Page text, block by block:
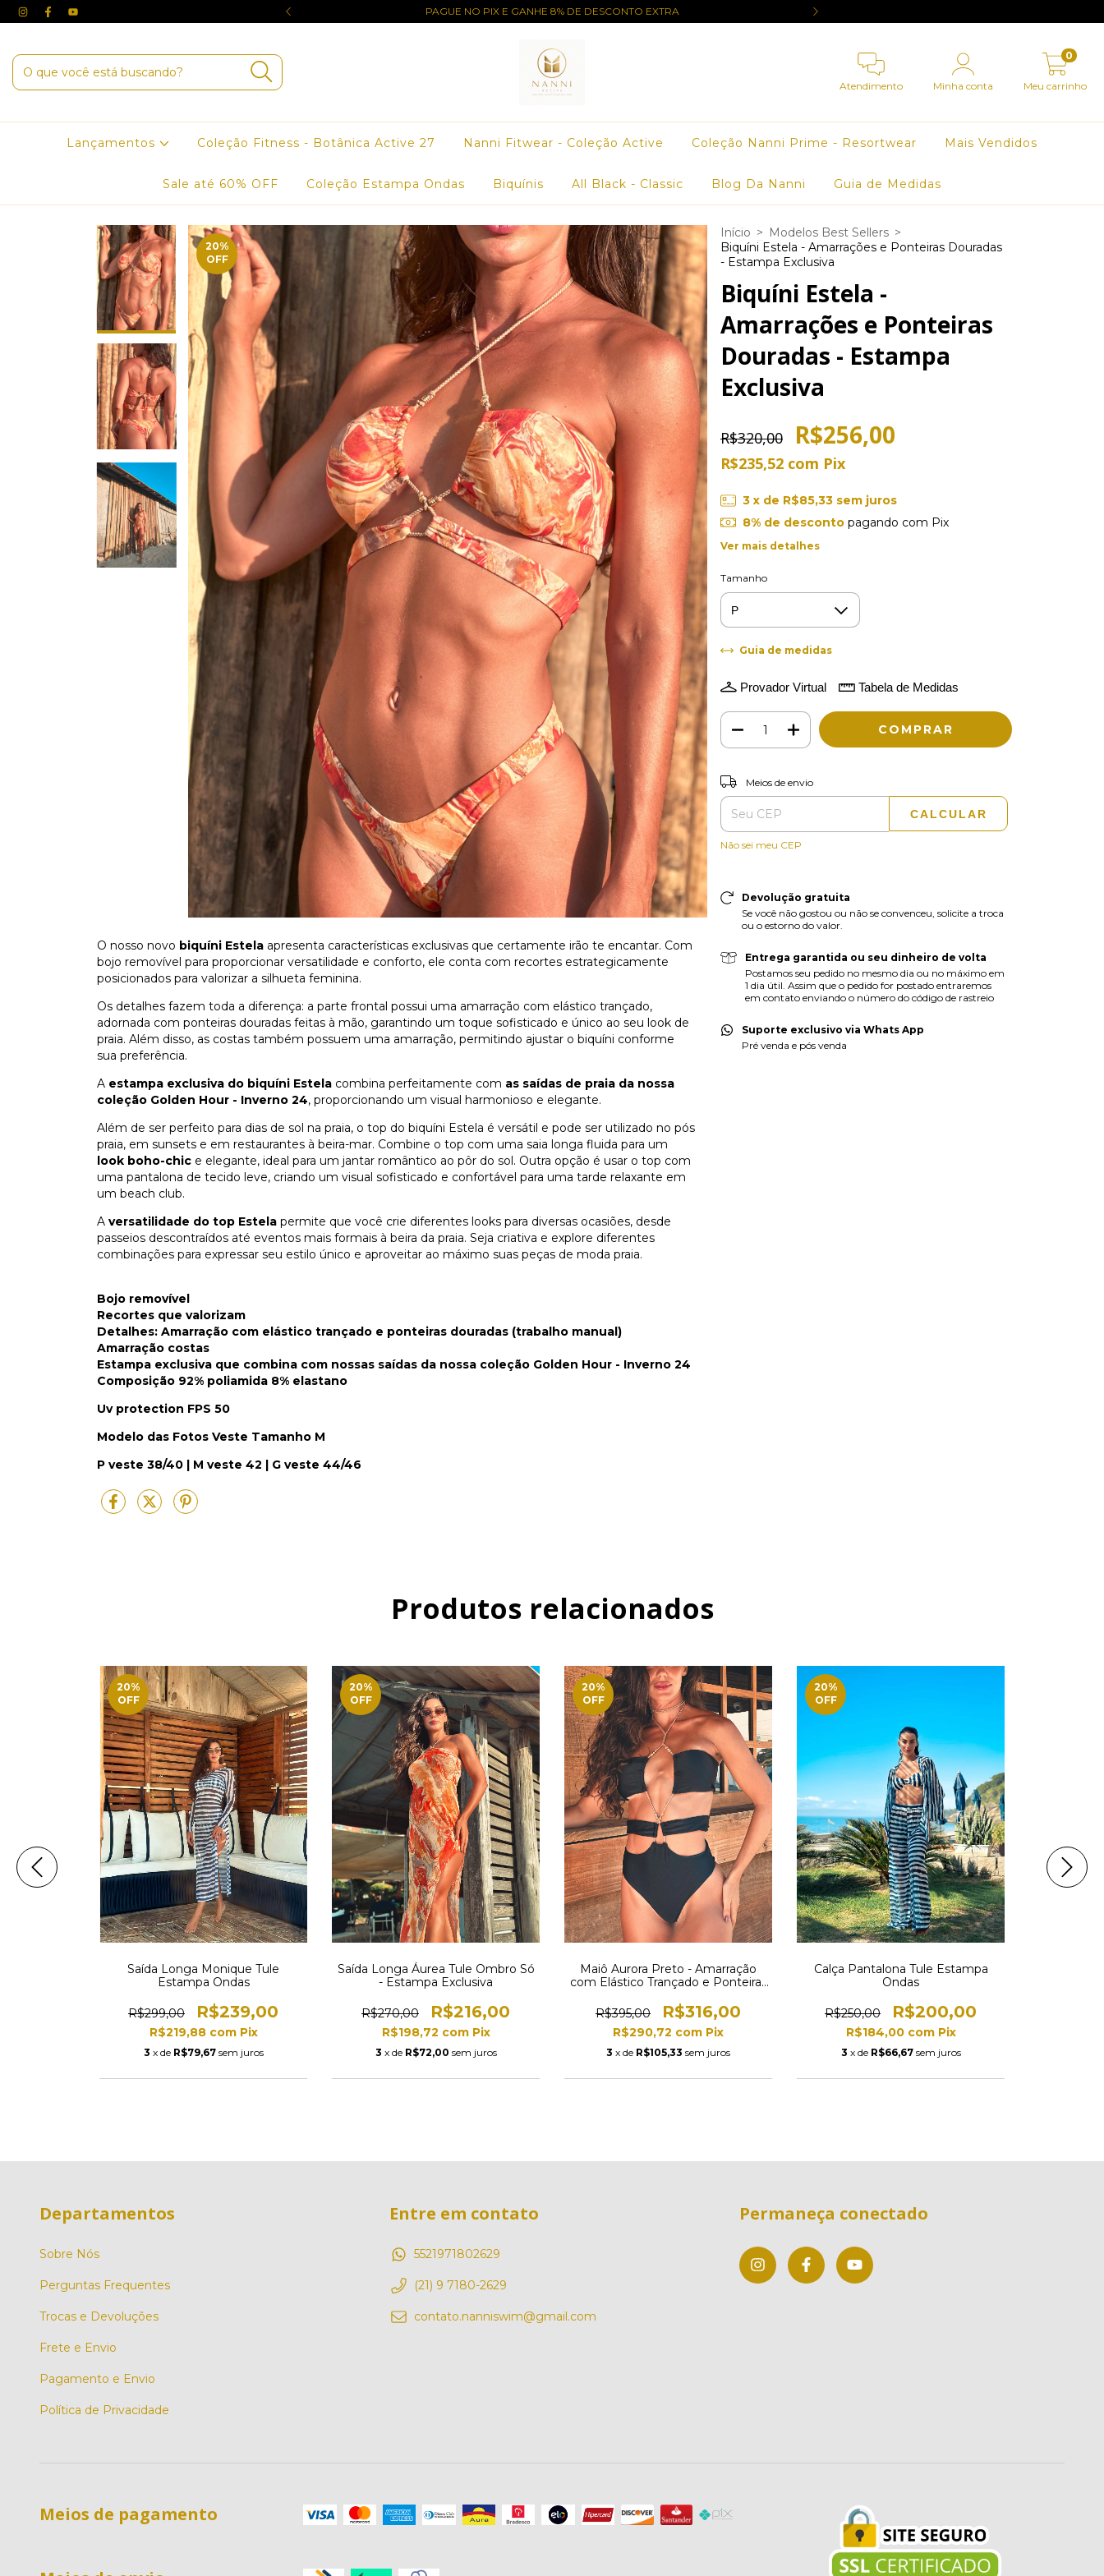
SEM JUROS NO CARTÃO PAGUE NO PIX E GANHE 8% DE DESCONTO EXTRA
Atendimento Minha conta Meu carrinho
0
Lançamentos Coleção Fitness - Botânica Active 27 Nanni Fitwear - Coleção Active Coleção Nanni Prime - Resortwear Mais Vendidos
Sale até 60% OFF Coleção Estampa Ondas Biquínis All Black - Classic Blog Da Nanni Guia de Medidas
20%
OFF
O nosso novo biquíni Estela apresenta características exclusivas que certamente irão te encantar. Com
bojo removível para proporcionar versatilidade e conforto, ele conta com recortes estrategicamente
posicionados para valorizar a silhueta feminina.
Os detalhes fazem toda a diferença: a parte frontal possui uma amarração com elástico trançado,
adornada com ponteiras douradas feitas à mão, garantindo um toque sofisticado e único ao seu look de
praia. Além disso, as costas também possuem uma amarração, permitindo ajustar o biquíni conforme
sua preferência.
A estampa exclusiva do biquíni Estela combina perfeitamente com as saídas de praia da nossa
coleção Golden Hour - Inverno 24, proporcionando um visual harmonioso e elegante.
Além de ser perfeito para dias de sol na praia, o top do biquíni Estela é versátil e pode ser utilizado no pós
praia, em sunsets e em restaurantes à beira-mar. Combine o top com uma saia longa fluida para um
look boho-chic e elegante, ideal para um jantar romântico ao pôr do sol. Outra opção é usar o top com
uma pantalona de tecido leve, criando um visual sofisticado e confortável para uma tarde relaxante em
um beach club.
A versatilidade do top Estela permite que você crie diferentes looks para diversas ocasiões, desde
passeios descontraídos até eventos mais formais à beira da praia. Seja criativa e explore diferentes
combinações para expressar seu estilo único e aproveitar ao máximo suas peças de moda praia.
Bojo removível
Recortes que valorizam
Detalhes: Amarração com elástico trançado e ponteiras douradas (trabalho manual)
Amarração costas
Estampa exclusiva que combina com nossas saídas da nossa coleção Golden Hour - Inverno 24
Composição 92% poliamida 8% elastano
Uv protection FPS 50
Modelo das Fotos Veste Tamanho M
P veste 38/40 | M veste 42 | G veste 44/46
Início > Modelos Best Sellers >
Biquíni Estela - Amarrações e Ponteiras Douradas
- Estampa Exclusiva
Biquíni Estela -
Amarrações e Ponteiras
Douradas - Estampa
Exclusiva
R$320,00 R$256,00
R$235,52 com Pix
3 x de R$85,33 sem juros
8% de descontopagando com Pix
Ver mais detalhes
Tamanho
Guia de medidas
Provador Virtual Tabela de Medidas
Entregas para o CEP:
Meios de envio
CALCULAR
Não sei meu CEP
Devolução gratuita
Se você não gostou ou não se convenceu, solicite a troca
ou o estorno do valor.
Entrega garantida ou seu dinheiro de volta
Postamos seu pedido no mesmo dia ou no máximo em
1 dia útil. Assim que o pedido for postado entraremos
em contato enviando o número do código de rastreio
Suporte exclusivo via Whats App
Pré venda e pós venda
Produtos relacionados
20%
OFF
Saída Longa Monique Tule
Estampa Ondas
R$299,00 R$239,00
R$219,88 com Pix
3 x de R$79,67 sem juros
20%
OFF
Saída Longa Áurea Tule Ombro Só
- Estampa Exclusiva
R$270,00 R$216,00
R$198,72 com Pix
3 x de R$72,00 sem juros
20%
OFF
Maiô Aurora Preto - Amarração
com Elástico Trançado e Ponteiras
R$395,00
R$316,00
R$290,72 com Pix
3 x de R$105,33 sem juros
20%
OFF
Calça Pantalona Tule Estampa
Ondas
R$250,00 R$200,00
R$184,00 com Pix
3 x de R$66,67 sem juros
Departamentos
Sobre Nós
Perguntas Frequentes
Trocas e Devoluções
Frete e Envio
Pagamento e Envio
Política de Privacidade
Entre em contato
5521971802629
(21) 9 7180-2629
contato.nanniswim@gmail.com
Permaneça conectado
Meios de pagamento